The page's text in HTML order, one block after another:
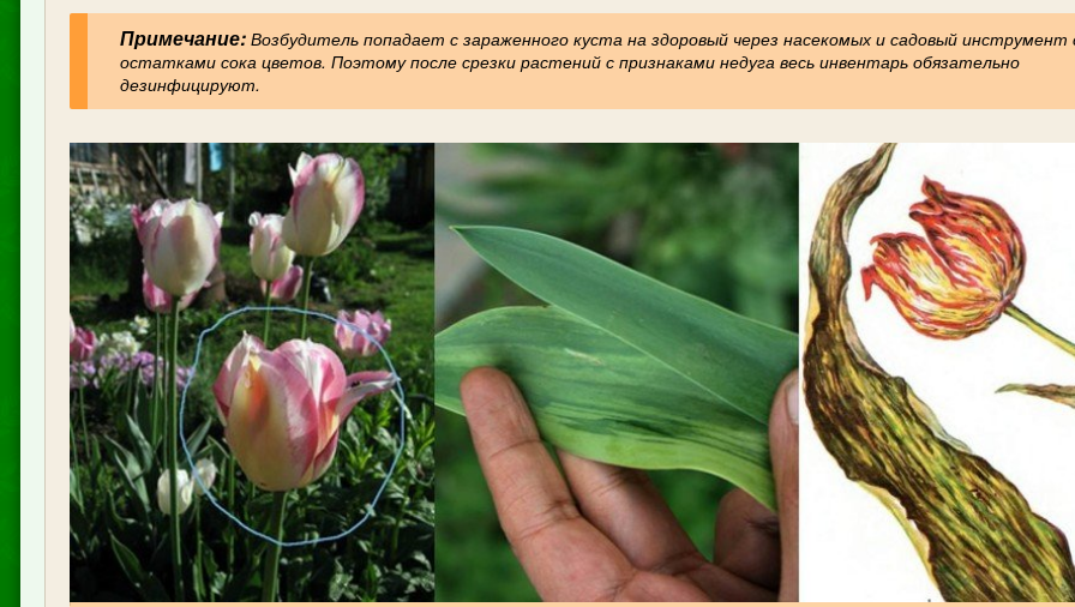
Примечание: Возбудитель попадает с зараженного куста на здоровый через насекомых и садовый инструмент
остатками сока цветов. Поэтому после срезки растений с признаками недуга весь инвентарь обязательно
дезинфицируют.